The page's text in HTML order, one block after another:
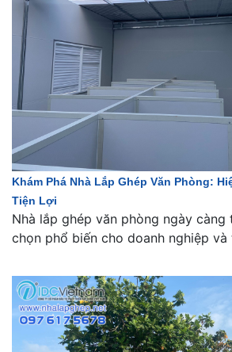
Khám Phá Nhà Lắp Ghép Văn Phòng:
Tiện Lợi
Nhà lắp ghép văn phòng ngày càng
chọn phổ biến cho doanh nghiệp và